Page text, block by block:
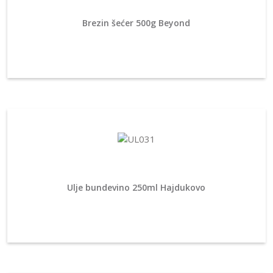
Brezin šećer 500g Beyond
Ulje bundevino 250ml Hajdukovo